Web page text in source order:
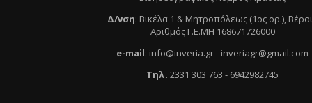
Δ/νση: Βικέλα 1 & Μητροπόλεως (1ος ορ.),
Αριθμός Γ.Ε.ΜΗ 168671726000
e-mail: info@inveria.gr- inveriagr@gmail.com
Τηλ. 2331 303 763 - 6942982745